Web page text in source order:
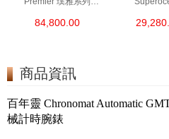
84,800.00
商品資訊
百年靈 Chronomat Automatic
械計時腕錶